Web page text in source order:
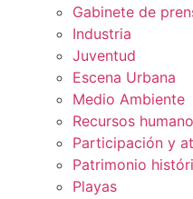
Gabinete de
Industria
Juventud
Escena Urbana
Medio Ambiente
Recursos
Participación y
Patrimonio
Playas